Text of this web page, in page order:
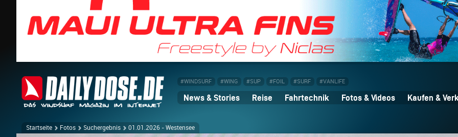
#WINDSURF #WING #SUP #FOIL #SURF #VANLIFE
News & Stories Reise Fahrtechnik Fotos & Videos Kaufen &
Startseite Fotos Suchergebnis 01.01.2026 - Westensee